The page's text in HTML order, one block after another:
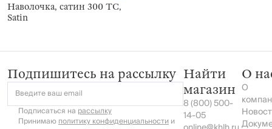
Наволочка, сатин 300 ТС,
Satin
Подпишитесь на рассылку
Введите ваш email
Подписаться на рассылку
Принимаюполитику конфиденциальностии
Найти
магазин
8 (800) 500-
14-05
О
О